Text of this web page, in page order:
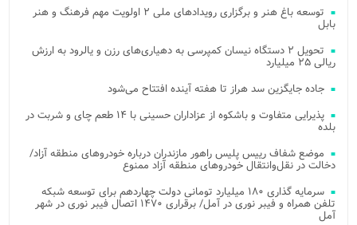
توسعه باغ هنر و برگزاری رویدادهای ملی ۲ اولویت مهم فرهنگ و هنر
بابل
تحویل ۲ دستگاه نیسان کمپرسی به دهیاری‌های رزن و یالرود به ارزش
ریالی ۲۵ میلیارد
جاده جایگزین سد هراز تا هفته آینده افتتاح می‌شود
پذیرایی متفاوت و باشکوه از عزاداران حسینی با ۱۴ طعم چای و شربت در
بلده
موضع شفاف رییس پلیس راهور مازندران درباره خودروهای منطقه آزاد/
دخالت در نقل‌وانتقال خودروهای منطقه آزاد ممنوع
سرمایه گذاری ۱۸۰ میلیارد تومانی دولت چهاردهم برای توسعه شبکه
تلفن همراه و فیبر نوری در آمل/ برقراری ۱۴۷۰ اتصال فیبر نوری در شهر
آمل